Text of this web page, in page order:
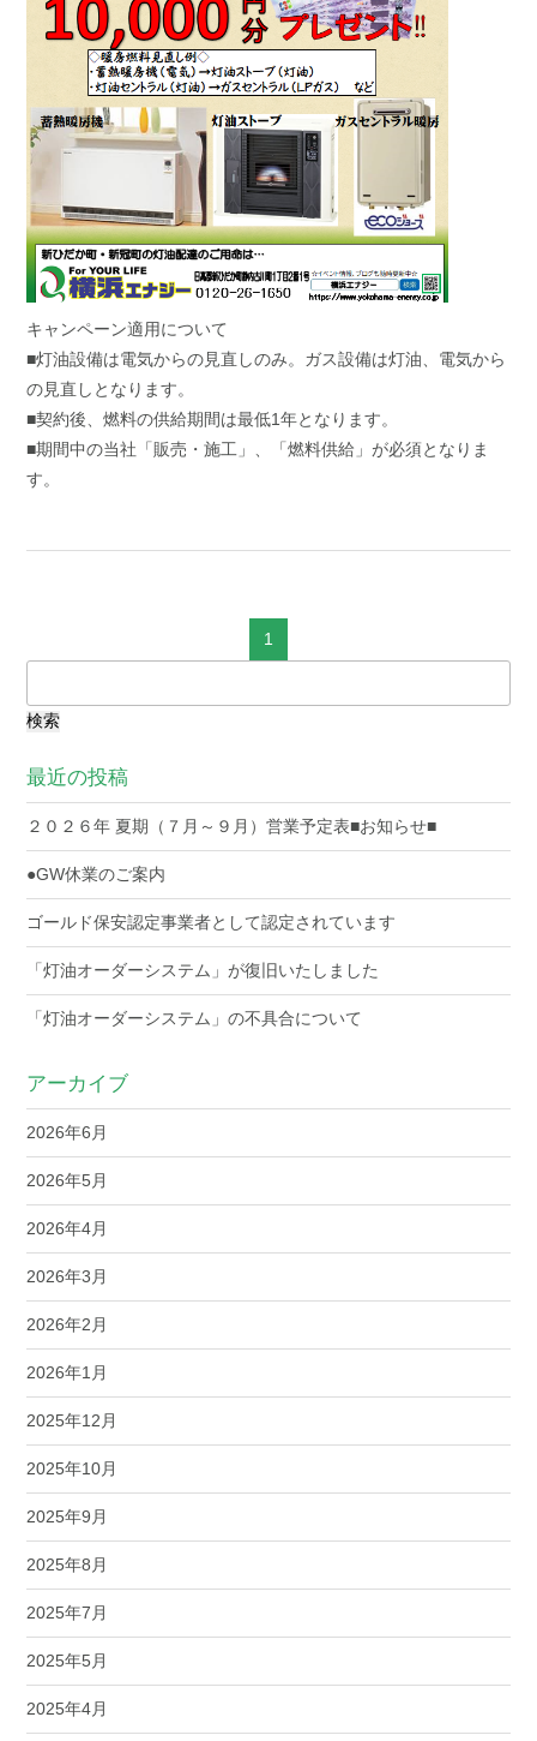
キャンペーン適用について
■灯油設備は電気からの見直しのみ。ガス設備は灯油、電気から
の見直しとなります。
■契約後、燃料の供給期間は最低1年となります。
■期間中の当社「販売・施工」、「燃料供給」が必須となりま
す。
1
索:
最近の投稿
２０２６年 夏期（７月～９月）営業予定表■お知らせ■
●GW休業のご案内
ゴールド保安認定事業者として認定されています
「灯油オーダーシステム」が復旧いたしました
「灯油オーダーシステム」の不具合について
アーカイブ
2026年6月
2026年5月
2026年4月
2026年3月
2026年2月
2026年1月
2025年12月
2025年10月
2025年9月
2025年8月
2025年7月
2025年5月
2025年4月